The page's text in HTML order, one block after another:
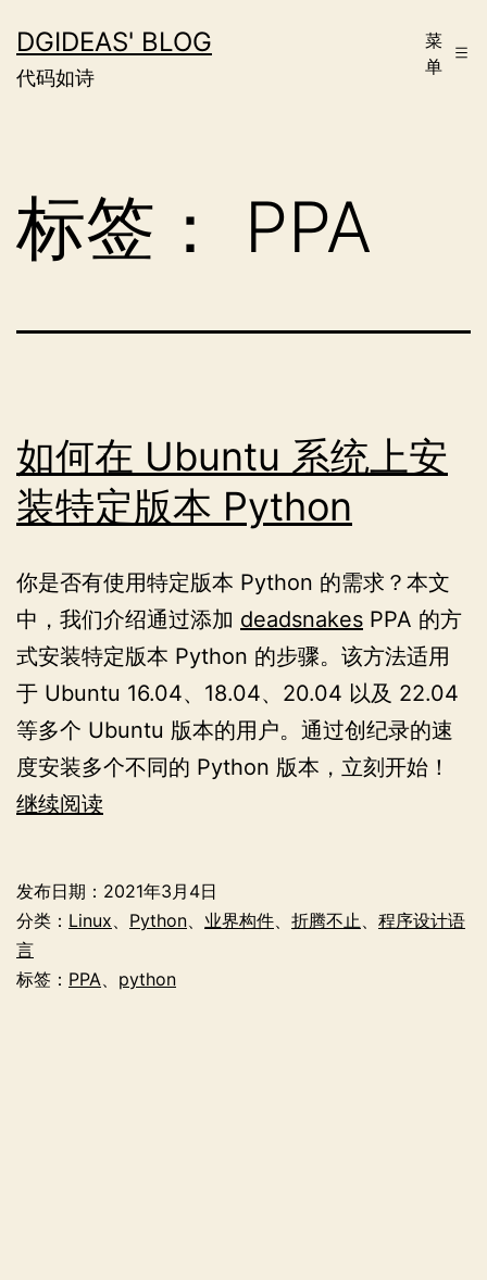
至
内
DGIDEAS' BLOG
代码如诗
菜
单
标签： PPA
如何在 Ubuntu 系统上安
装特定版本 Python
你是否有使用特定版本 Python 的需求？本文
中，我们介绍通过添加 deadsnakes PPA 的方
式安装特定版本 Python 的步骤。该方法适用
于 Ubuntu 16.04、18.04、20.04 以及 22.04
等多个 Ubuntu 版本的用户。通过创纪录的速
度安装多个不同的 Python 版本，立刻开始！
继续阅读
Ubuntu
统
发布日期： 2021年3月4日
分类： Linux Python 业界构件 折腾不止
程序设计语
言
标签： PPA python